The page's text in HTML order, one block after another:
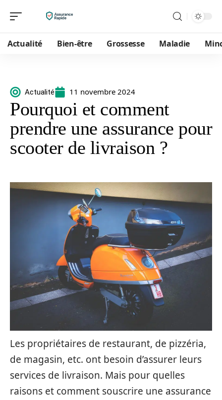
Actualité Bien-être Grossesse Maladie
Actualité 11 novembre 2024
Pourquoi et comment
prendre une assurance pour
scooter de livraison ?
Les propriétaires de restaurant, de pizzéria,
de magasin, etc. ont besoin d’assurer leurs
services de livraison. Mais pour quelles
raisons et comment souscrire une assurance